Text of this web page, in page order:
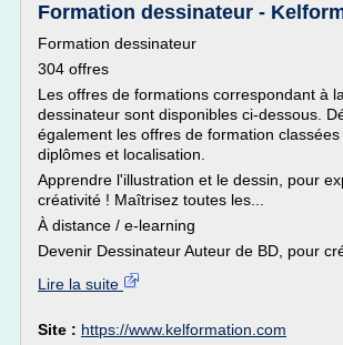
Formation dessinateur -
Formation dessinateur
304 offres
Les offres de formations correspondant à
dessinateur sont disponibles ci-dessous.
également les offres de formation classées
diplômes et localisation.
Apprendre l'illustration et le dessin, pour
créativité ! Maîtrisez toutes les...
À distance / e-learning
Devenir Dessinateur Auteur de BD, pour
Lire la suite
Site : https://www.kelformation.com